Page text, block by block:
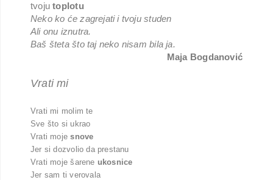
tvojutoplotu
Neko ko će zagrejati i tvoju studen
Ali onu iznutra.
Baš šteta što taj neko nisam bila ja.
Maja Bogdanović
Vrati mi
Vrati mi molim te
Sve što si ukrao
Vrati mojesnove
Jer si dozvolio da prestanu
Vrati moje šarene ukosnice
Jer sam ti verovala